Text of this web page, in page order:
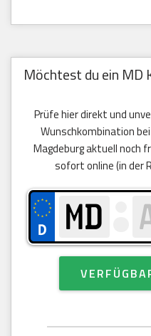
Möchtest du ein MD
Prüfe hier direkt und
Wunschkombination
Magdeburg aktuell noch
sofort online (in der